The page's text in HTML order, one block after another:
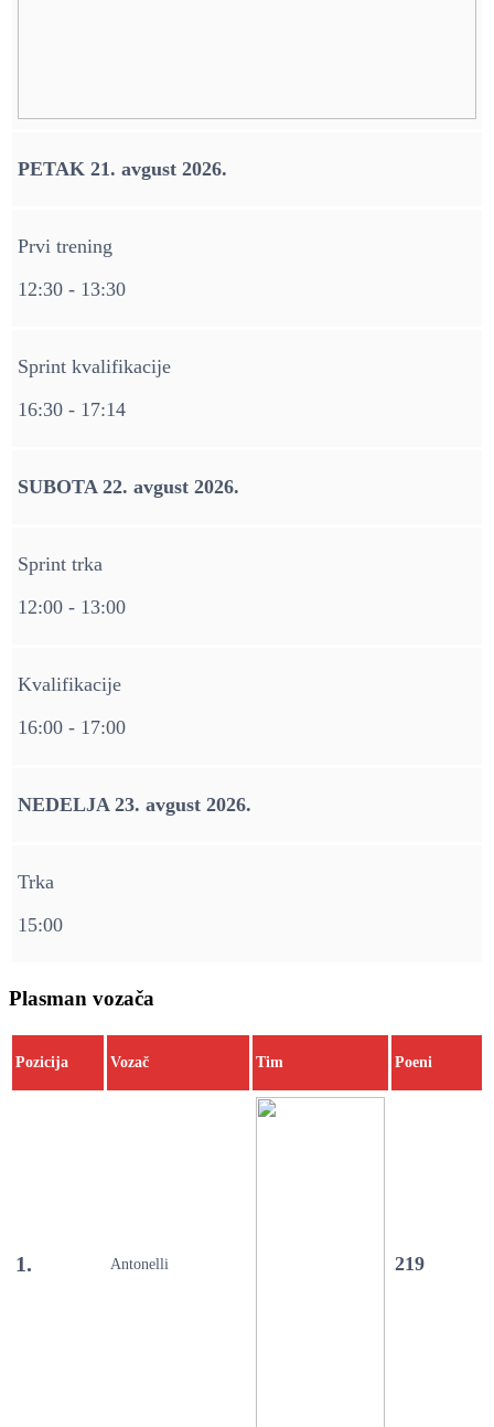
PETAK 21. avgust 2026.
Prvi trening
12:30 - 13:30
Sprint kvalifikacije
16:30 - 17:14
SUBOTA 22. avgust 2026.
Sprint trka
12:00 - 13:00
Kvalifikacije
16:00 - 17:00
NEDELJA 23. avgust 2026.
Trka
15:00
Plasman vozača
Pozicija Vozač Tim Poeni
1. Antonelli 219